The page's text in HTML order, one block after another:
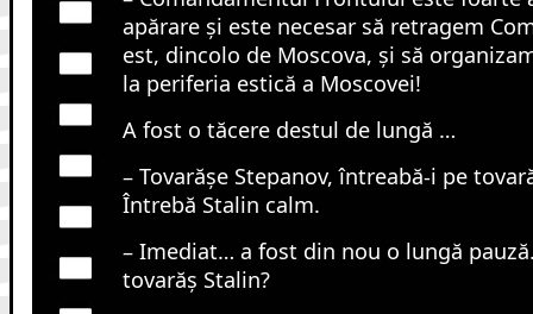
apărare și este necesar să retragem
est, dincolo de Moscova, și să
la periferia estică a Moscovei!
A fost o tăcere destul de lungă …
– Tovarășe Stepanov, întreabă-i pe
Întrebă Stalin calm.
– Imediat… a fost din nou o lungă
tovarăș Stalin?